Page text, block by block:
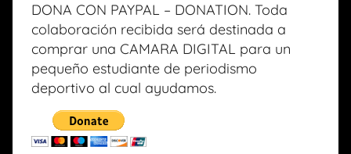
DONA CON PAYPAL – DONATION. Toda
colaboración recibida será destinada a
comprar una CAMARA DIGITAL para un
pequeño estudiante de periodismo
deportivo al cual ayudamos.